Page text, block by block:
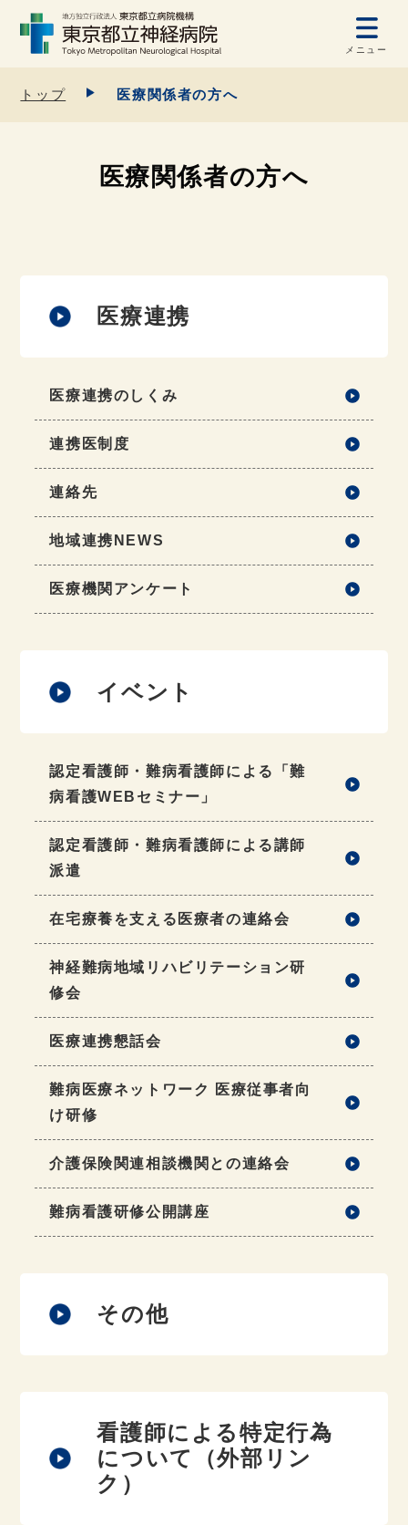
メニュー
トップ 医療関係者の方へ
医療関係者の方へ
医療連携
医療連携のしくみ
連携医制度
連絡先
地域連携NEWS
医療機関アンケート
イベント
認定看護師・難病看護師による「難
病看護WEBセミナー」
認定看護師・難病看護師による講師
派遣
在宅療養を支える医療者の連絡会
神経難病地域リハビリテーション研
修会
医療連携懇話会
難病医療ネットワーク 医療従事者向
け研修
介護保険関連相談機関との連絡会
難病看護研修公開講座
その他
看護師による特定行為
について（外部リン
ク）